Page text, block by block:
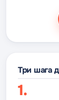
Три шага
1.